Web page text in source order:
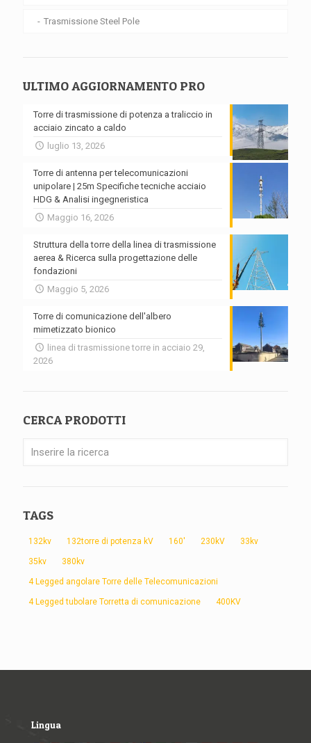
Trasmissione Steel Pole
ULTIMO AGGIORNAMENTO PRO
Torre di trasmissione di potenza a traliccio in
acciaio zincato a caldo
luglio 13, 2026
Torre di antenna per telecomunicazioni
unipolare | 25m Specifiche tecniche acciaio
HDG & Analisi ingegneristica
Maggio 16, 2026
Struttura della torre della linea di trasmissione
aerea & Ricerca sulla progettazione delle
fondazioni
Maggio 5, 2026
Torre di comunicazione dell'albero
mimetizzato bionico
linea di trasmissione torre in acciaio 29,
2026
CERCA PRODOTTI
TAGS
132kv 132torre di potenza kV 160' 230kV 33kv
35kv 380kv
4 Legged angolare Torre delle Telecomunicazioni
4 Legged tubolare Torretta di comunicazione 400KV
Lingua